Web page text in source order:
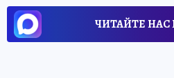
ЧИТАЙТЕ НАС